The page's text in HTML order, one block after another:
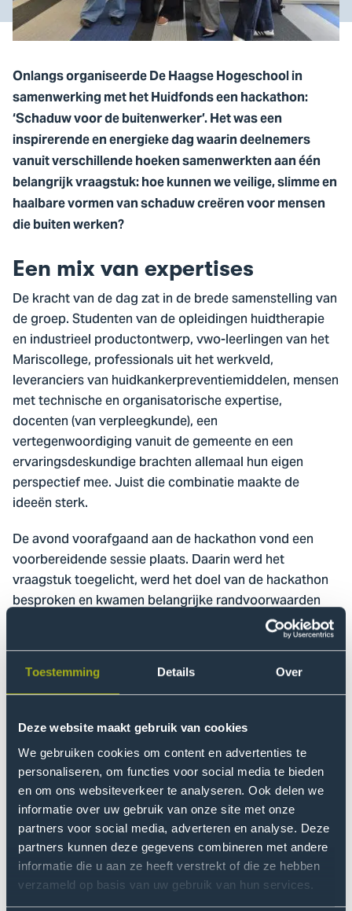
Toestemming Details Over
Deze website maakt gebruik van cookies
We gebruiken cookies om content en advertenties te
personaliseren, om functies voor social media te bieden
en om ons websiteverkeer te analyseren. Ook delen we
informatie over uw gebruik van onze site met onze
partners voor social media, adverteren en analyse. Deze
partners kunnen deze gegevens combineren met andere
informatie die u aan ze heeft verstrekt of die ze hebben
verzameld op basis van uw gebruik van hun services.
Onlangs organiseerde De Haagse Hogeschool in
samenwerking met het Huidfonds een hackathon:
‘Schaduw voor de buitenwerker’. Het was een
inspirerende en energieke dag waarin deelnemers
vanuit verschillende hoeken samenwerkten aan één
belangrijk vraagstuk: hoe kunnen we veilige, slimme en
haalbare vormen van schaduw creëren voor mensen
die buiten werken?
Een mix van expertises
De kracht van de dag zat in de brede samenstelling van
de groep. Studenten van de opleidingen huidtherapie
en industrieel productontwerp, vwo-leerlingen van het
Mariscollege, professionals uit het werkveld,
leveranciers van huidkankerpreventiemiddelen, mensen
met technische en organisatorische expertise,
docenten (van verpleegkunde), een
vertegenwoordiging vanuit de gemeente en een
ervaringsdeskundige brachten allemaal hun eigen
perspectief mee. Juist die combinatie maakte de
ideeën sterk.
De avond voorafgaand aan de hackathon vond een
voorbereidende sessie plaats. Daarin werd het
vraagstuk toegelicht, werd het doel van de hackathon
besproken en kwamen belangrijke randvoorwaarden
aan bod. Ook werden de teams bekendgemaakt. De
teams waren bewust gemengd samengesteld, zodat
verschillende expertises en ervaringen bij elkaar
kwamen.
Design thinking als basis
Tijdens de hackathon vormde design thinking de
leidraad. In de ochtend gaf een expert op dit gebied
een inhoudelijke aftrap over deze methode. Daarna
werd het probleem verder toegelicht door de
organisatie onder andere aan de hand van
onderzoeksresultaten over zonbescherming en
huidkankerpreventie. Ook de ervaringsdeskundige
kwam aan het woord. Daarmee werd duidelijk dat